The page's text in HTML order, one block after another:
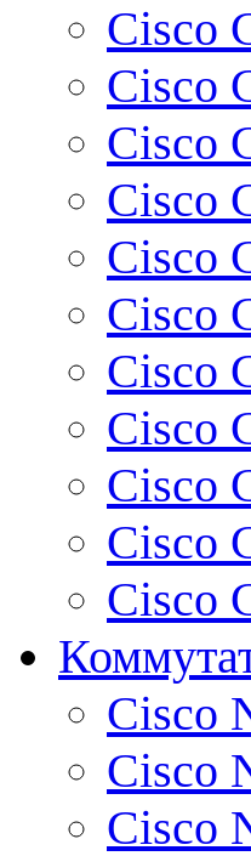
Cisco
Cisco
Cisco
Cisco
Cisco
Cisco
Cisco
Cisco
Cisco
Cisco
Cisco
Cisco
Cisco
Cisco